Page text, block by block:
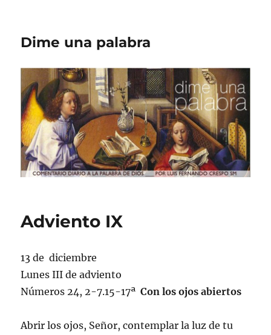
Dime una palabra
Adviento IX
13 de diciembre
Lunes III de adviento
Números 24, 2-7.15-17ªCon los ojos abiertos
Abrir los ojos, Señor, contemplar la luz de tu